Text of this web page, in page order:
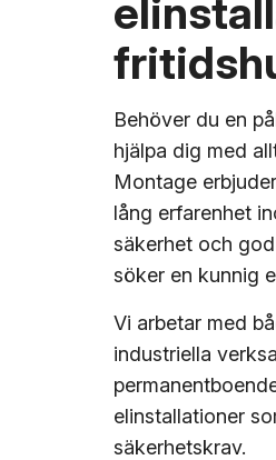
Behöver du en
hjälpa dig med
Montage
lång erfarenhet
säkerhet och
söker en kunnig
Vi arbetar med
industriella
elinstallationer
säkerhetskrav.